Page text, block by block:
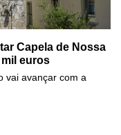
Capela de Nossa
euros
vai avançar com a